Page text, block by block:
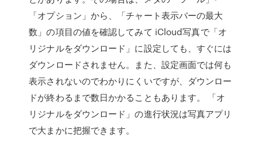
「オプション」から、「チャート表示バーの最大
数」の項目の値を確認してみて iCloud写真で「オ
リジナルをダウンロード」に設定しても、すぐには
ダウンロードされません。また、設定画面では何も
表示されないのでわかりにくいですが、ダウンロー
ドが終わるまで数日かかることもあります。 「オ
リジナルをダウンロード」の進行状況は写真アプリ
で大まかに把握できます。